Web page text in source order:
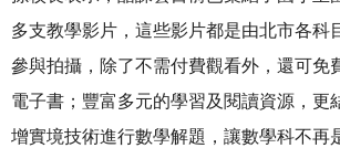
多支教學影片，這些影片都是由北市各科
參與拍攝，除了不需付費觀看外，還可免
電子書；豐富多元的學習及閱讀資源，更
增實境技術進行數學解題，讓數學科不再